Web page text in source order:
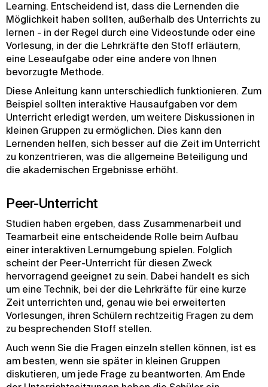
Learning. Entscheidend ist, dass die Lernenden die
Möglichkeit haben sollten, außerhalb des Unterrichts zu
lernen - in der Regel durch eine Videostunde oder eine
Vorlesung, in der die Lehrkräfte den Stoff erläutern,
eine Leseaufgabe oder eine andere von Ihnen
bevorzugte Methode.
Diese Anleitung kann unterschiedlich funktionieren. Zum
Beispiel sollten interaktive Hausaufgaben vor dem
Unterricht erledigt werden, um weitere Diskussionen in
kleinen Gruppen zu ermöglichen. Dies kann den
Lernenden helfen, sich besser auf die Zeit im Unterricht
zu konzentrieren, was die allgemeine Beteiligung und
die akademischen Ergebnisse erhöht.
Peer-Unterricht
Studien haben ergeben, dass Zusammenarbeit und
Teamarbeit eine entscheidende Rolle beim Aufbau
einer interaktiven Lernumgebung spielen. Folglich
scheint der Peer-Unterricht für diesen Zweck
hervorragend geeignet zu sein. Dabei handelt es sich
um eine Technik, bei der die Lehrkräfte für eine kurze
Zeit unterrichten und, genau wie bei erweiterten
Vorlesungen, ihren Schülern rechtzeitig Fragen zu dem
zu besprechenden Stoff stellen.
Auch wenn Sie die Fragen einzeln stellen können, ist es
am besten, wenn sie später in kleinen Gruppen
diskutieren, um jede Frage zu beantworten. Am Ende